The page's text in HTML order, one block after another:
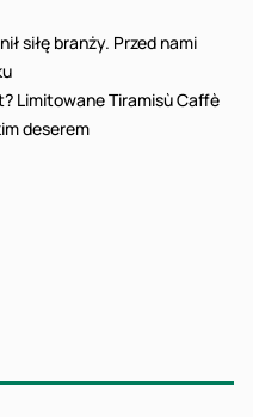
siłę branży. Przed nami
Limitowane Tiramisù Caffè
deserem